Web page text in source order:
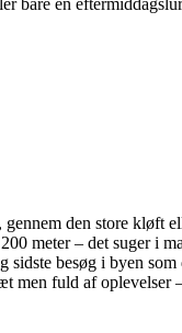
den store kløft
meter – det suger i
sidste besøg i byen
men fuld af oplevelser